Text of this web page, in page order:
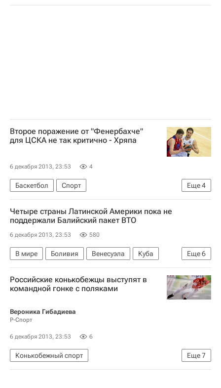
Северсталь
Динамо (Рига)
Второе поражение от "Фенербахче"
для ЦСКА не так критично - Хряпа
6 декабря 2013, 23:53 4
Еще4
Баскетбол
Спорт
Мультимедийный спортивный пакет
Фенербахче
ЦСКА Евролига
Четыре страны Латинской Америки пока не
поддержали Балийский пакет ВТО
6 декабря 2013, 23:53 580
Еще6
В мире Боливия Венесуэла
Куба
Никарагуа
Америка
Южная Америка
Северная Америка
Весь мир
Российские конькобежцы выступят в
командной гонке с поляками
Вероника Гибадиева
Р-Спорт
6 декабря 2013, 23:53 6
Еще7
Конькобежный спорт
Мультимедийный спортивный пакет